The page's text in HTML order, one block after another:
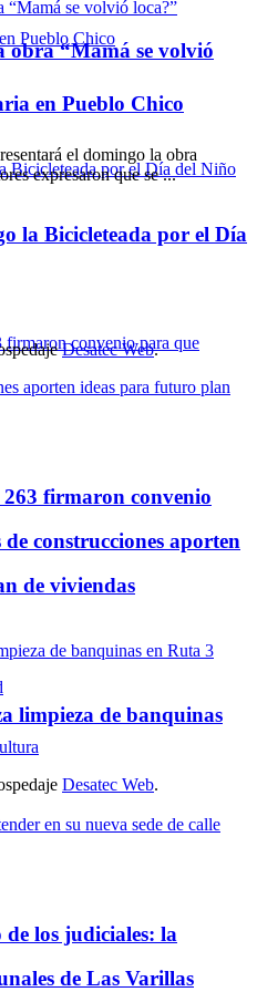
en Pueblo Chico
la Bicicleteada por el Día
firmaron convenio
construcciones aporten
de viviendas
limpieza de banquinas
los judiciales: la
de Las Varillas
obra “Mamá se volvió
el domingo la obra
expresaron que se ...
Desatec Web.
Desatec Web.